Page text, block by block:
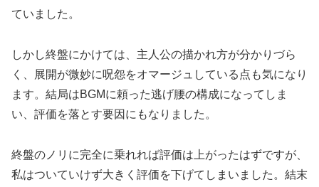
ていました。
しかし終盤にかけては、主人公の描かれ方が分かりづら
く、展開が微妙に呪怨をオマージュしている点も気になり
ます。結局はBGMに頼った逃げ腰の構成になってしま
い、評価を落とす要因にもなりました。
終盤のノリに完全に乗れれば評価は上がったはずですが、
私はついていけず大きく評価を下げてしまいました。結末